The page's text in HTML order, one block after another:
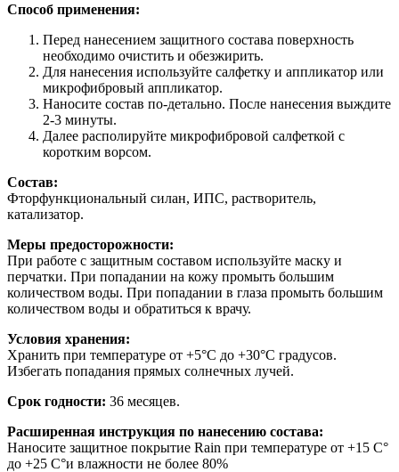
Способ применения:
Перед нанесением защитного состава поверхность
необходимо очистить и обезжирить.
Для нанесения используйте салфетку и аппликатор или
микрофибровый аппликатор.
Наносите состав по-детально. После нанесения выждите
2-3 минуты.
Далее располируйте микрофибровой салфеткой с
коротким ворсом.
Состав:
Фторфункциональный силан, ИПС, растворитель,
катализатор.
Меры предосторожности:
При работе с защитным составом используйте маску и
перчатки. При попадании на кожу промыть большим
количеством воды. При попадании в глаза промыть большим
количеством воды и обратиться к врачу.
Условия хранения:
Хранить при температуре от +5°C до +30°C градусов.
Избегать попадания прямых солнечных лучей.
Срок годности: 36 месяцев.
Расширенная инструкция по нанесению состава:
Наносите защитное покрытие Rain при температуре от +15 C°
до +25 C°и влажности не более 80%